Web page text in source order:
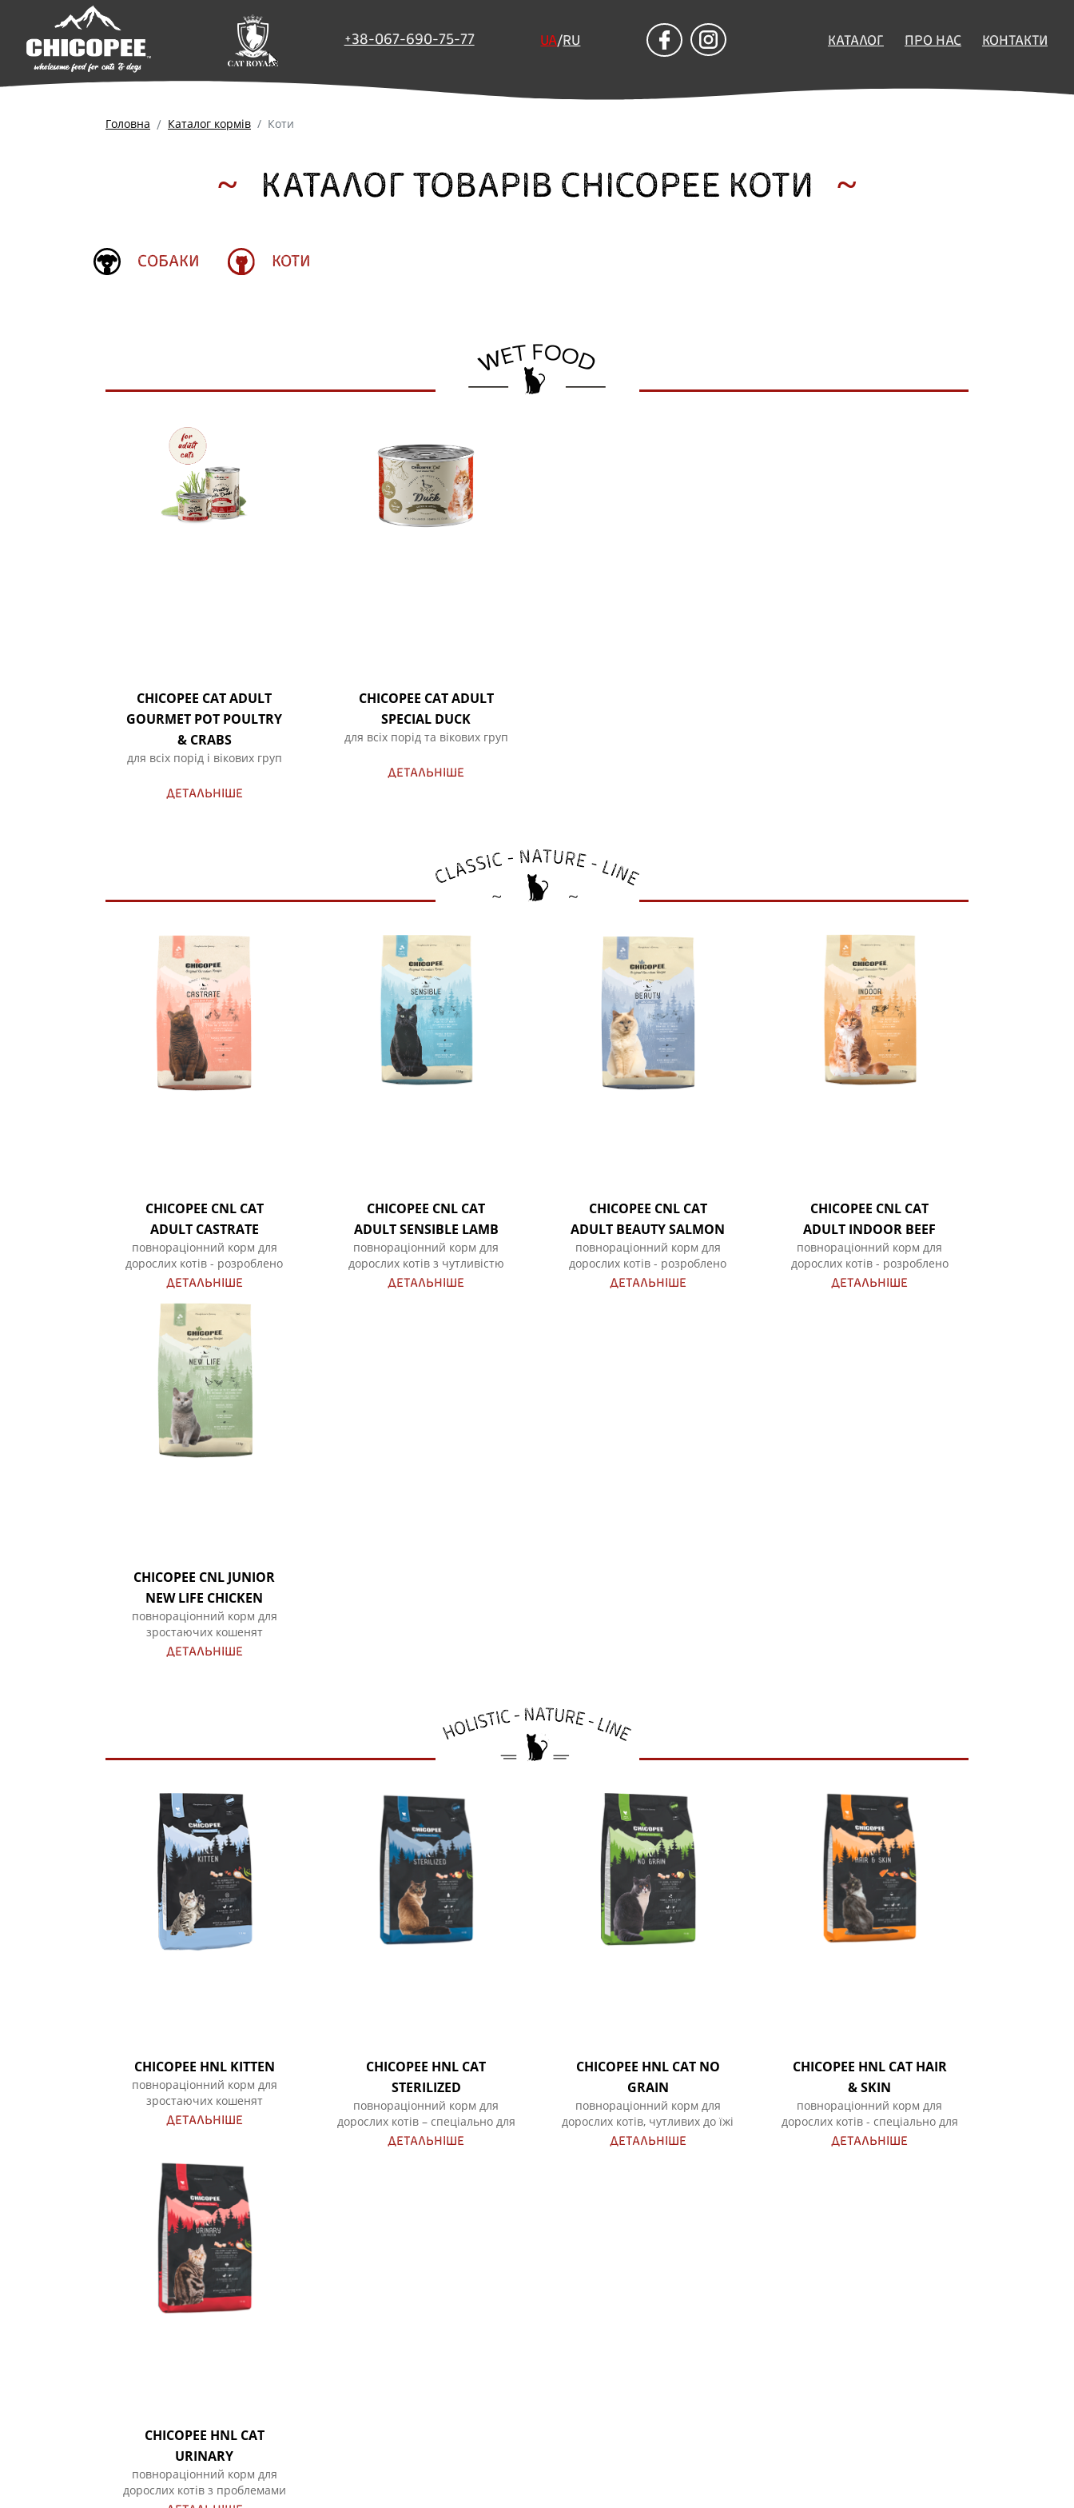
+38-067-690-75-77 UA/RU КАТАЛОГ ПРО НАС КОНТАКТИ
Головна Каталог кормів Коти
КАТАЛОГ ТОВАРІВ СHICOPEE КОТИ
СОБАКИ КОТИ
CHICOPEE CAT ADULT
GOURMET POT POULTRY
& CRABS
для всіх порід і вікових груп
ДЕТАЛЬНІШЕ
CHICOPEE CAT ADULT
SPECIAL DUCK
для всіх порід та вікових груп
ДЕТАЛЬНІШЕ
CHICOPEE CNL CAT
ADULT CASTRATE
повнораціонний корм для
дорослих котів - розроблено
спеціально для стерилізованих
ДЕТАЛЬНІШЕ
CHICOPEE CNL CAT
ADULT SENSIBLE LAMB
повнораціонний корм для
дорослих котів з чутливістю
ДЕТАЛЬНІШЕ
CHICOPEE CNL CAT
ADULT BEAUTY SALMON
повнораціонний корм для
дорослих котів - розроблено
спеціально для чистопородних
ДЕТАЛЬНІШЕ
CHICOPEE CNL CAT
ADULT INDOOR BEEF
повнораціонний корм для
дорослих котів - розроблено
спеціально для домашніх кішок
ДЕТАЛЬНІШЕ
CHICOPEE CNL JUNIOR
NEW LIFE CHICKEN
повнораціонний корм для
зростаючих кошенят
ДЕТАЛЬНІШЕ
CHICOPEE HNL KITTEN
повнораціонний корм для
зростаючих кошенят
ДЕТАЛЬНІШЕ
CHICOPEE HNL CAT
STERILIZED
повнораціонний корм для
дорослих котів – спеціально для
кастрованих або
ДЕТАЛЬНІШЕ
CHICOPEE HNL CAT NO
GRAIN
повнораціонний корм для
дорослих котів, чутливих до їжі
ДЕТАЛЬНІШЕ
CHICOPEE HNL CAT HAIR
& SKIN
повнораціонний корм для
дорослих котів - спеціально для
здоров'я шерсті та шкіри
ДЕТАЛЬНІШЕ
CHICOPEE HNL CAT
URINARY
повнораціонний корм для
дорослих котів з проблемами